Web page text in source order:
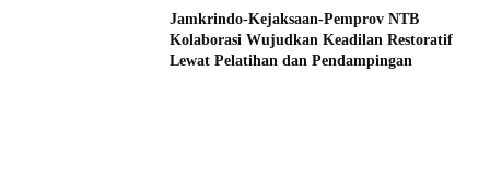
Jamkrindo-Kejaksaan-Pemprov NTB
Kolaborasi Wujudkan Keadilan Restoratif
Lewat Pelatihan dan Pendampingan